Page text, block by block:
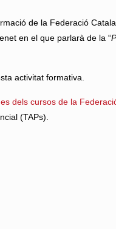
de la Federació
en el que parlarà de la “
activitat formativa.
dels cursos de la
(TAPs).